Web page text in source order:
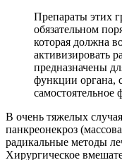
Препараты этих
обязательном
которая должна
активизировать
предназначены
функции органа,
В очень тяжелых
панкреонекроз
радикальные методы
Хирургическое